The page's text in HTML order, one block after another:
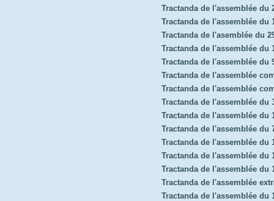
Tractanda de l'assemblée du
Tractanda de l'assemblée du
Tractanda de l'asemblée du
Tractanda de l'assemblée du
Tractanda de l'assemblée du
Tractanda de l'assemblée
Tractanda de l'assemblée
Tractanda de l'assemblée du
Tractanda de l'assemblée du
Tractanda de l'assemblée du
Tractanda de l'assemblée du
Tractanda de l'assemblée du
Tractanda de l'assemblée du
Tractanda de l'assemblée
Tractanda de l'assemblée du